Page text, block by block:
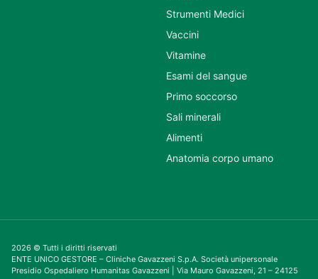
Strumenti Medici
Vaccini
Vitamine
Esami del sangue
Primo soccorso
Sali minerali
Alimenti
Anatomia corpo umano
2026 © Tutti i diritti riservati
ENTE UNICO GESTORE – Cliniche Gavazzeni S.p.A. Società unipersonale
Presidio Ospedaliero Humanitas Gavazzeni | Via Mauro Gavazzeni, 21 – 24125